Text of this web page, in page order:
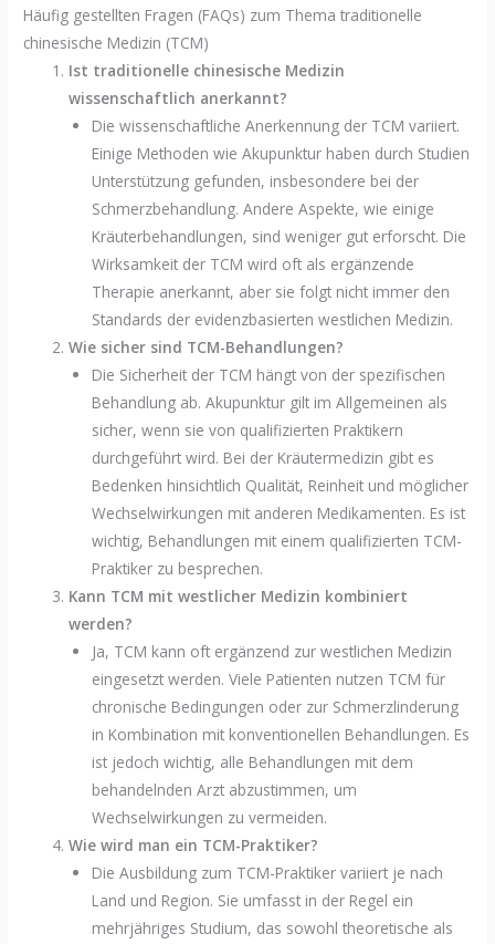
Häufig gestellten Fragen (FAQs) zum Thema traditionelle
chinesische Medizin (TCM)
Ist traditionelle chinesische Medizin
wissenschaftlich anerkannt?
Die wissenschaftliche Anerkennung der TCM variiert.
Einige Methoden wie Akupunktur haben durch Studien
Unterstützung gefunden, insbesondere bei der
Schmerzbehandlung. Andere Aspekte, wie einige
Kräuterbehandlungen, sind weniger gut erforscht. Die
Wirksamkeit der TCM wird oft als ergänzende
Therapie anerkannt, aber sie folgt nicht immer den
Standards der evidenzbasierten westlichen Medizin.
Wie sicher sind TCM-Behandlungen?
Die Sicherheit der TCM hängt von der spezifischen
Behandlung ab. Akupunktur gilt im Allgemeinen als
sicher, wenn sie von qualifizierten Praktikern
durchgeführt wird. Bei der Kräutermedizin gibt es
Bedenken hinsichtlich Qualität, Reinheit und möglicher
Wechselwirkungen mit anderen Medikamenten. Es ist
wichtig, Behandlungen mit einem qualifizierten TCM-
Praktiker zu besprechen.
Kann TCM mit westlicher Medizin kombiniert
werden?
Ja, TCM kann oft ergänzend zur westlichen Medizin
eingesetzt werden. Viele Patienten nutzen TCM für
chronische Bedingungen oder zur Schmerzlinderung
in Kombination mit konventionellen Behandlungen. Es
ist jedoch wichtig, alle Behandlungen mit dem
behandelnden Arzt abzustimmen, um
Wechselwirkungen zu vermeiden.
Wie wird man ein TCM-Praktiker?
Die Ausbildung zum TCM-Praktiker variiert je nach
Land und Region. Sie umfasst in der Regel ein
mehrjähriges Studium, das sowohl theoretische als